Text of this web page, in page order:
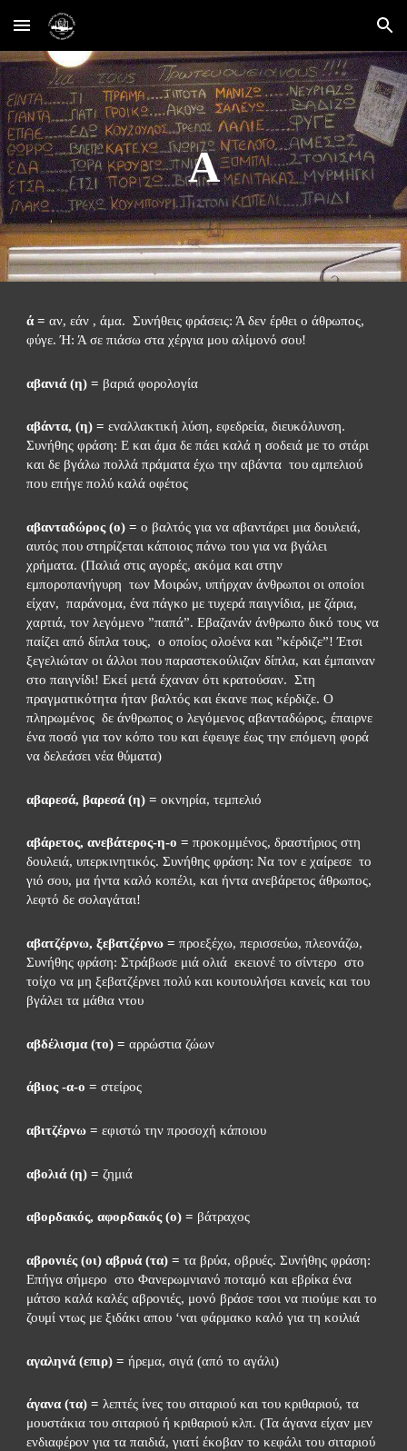
Skip to main content Skip to navigation
Α
ά = αν, εάν , άμα.  Συνήθεις φράσεις: Ά δεν έρθει ο άθρωπος,
φύγε. Ή: Ά σε πιάσω στα χέργια μου αλίμονό σου!
αβανιά (η) = βαριά φορολογία
αβάντα, (η) = εναλλακτική λύση, εφεδρεία, διευκόλυνση.
Συνήθης φράση: Ε και άμα δε πάει καλά η σοδειά με το στάρι
και δε βγάλω πολλά πράματα έχω την αβάντα  του αμπελιού
που επήγε πολύ καλά οφέτος
αβανταδώρος (ο) = ο βαλτός για να αβαντάρει μια δουλειά,
αυτός που στηρίζεται κάποιος πάνω του για να βγάλει
χρήματα. (Παλιά στις αγορές, ακόμα και στην
εμποροπανήγυρη  των Μοιρών, υπήρχαν άνθρωποι οι οποίοι
είχαν,  παράνομα, ένα πάγκο με τυχερά παιγνίδια, με ζάρια,
χαρτιά, τον λεγόμενο ”παπά”. Εβαζανάν άνθρωπο δικό τους να
παίζει από δίπλα τους,  ο οποίος ολοένα και ”κέρδιζε”! Έτσι
ξεγελιώταν οι άλλοι που παραστεκούλιζαν δίπλα, και έμπαιναν
στο παιγνίδι! Εκεί μετά έχαναν ότι κρατούσαν.  Στη
πραγματικότητα ήταν βαλτός και έκανε πως κέρδιζε. Ο
πληρωμένος  δε άνθρωπος ο λεγόμενος αβανταδώρος, έπαιρνε
ένα ποσό για τον κόπο του και έφευγε έως την επόμενη φορά
να δελεάσει νέα θύματα)
αβαρεσά, βαρεσά (η) = οκνηρία, τεμπελιό
αβάρετος, ανεβάτερος-η-ο = προκομμένος, δραστήριος στη
δουλειά, υπερκινητικός. Συνήθης φράση: Να τον ε χαίρεσε  το
γιό σου, μα ήντα καλό κοπέλι, και ήντα ανεβάρετος άθρωπος,
λεφτό δε σολαγάται!
αβατζέρνω, ξεβατζέρνω = προεξέχω, περισσεύω, πλεονάζω,
Συνήθης φράση: Στράβωσε μιά ολιά  εκειονέ το σίντερο  στο
τοίχο να μη ξεβατζέρνει πολύ και κουτουλήσει κανείς και του
βγάλει τα μάθια ντου
αβδέλισμα (το) = αρρώστια ζώων
άβιος -α-ο = στείρος
αβιτζέρνω = εφιστώ την προσοχή κάποιου
αβολιά (η) = ζημιά
αβορδακός, αφορδακός (ο) = βάτραχος
αβρονιές (οι) αβρυά (τα) = τα βρύα, οβρυές. Συνήθης φράση:
Επήγα σήμερο  στο Φανερωμνιανό ποταμό και εβρίκα ένα
μάτσο καλά καλές αβρονιές, μονό βράσε τσοι να πιούμε και το
ζουμί ντως με ξιδάκι απου ‘ναι φάρμακο καλό για τη κοιλιά
αγαληνά (επιρ) = ήρεμα, σιγά (από το αγάλι)
άγανα (τα) = λεπτές ίνες του σιταριού και του κριθαριού, τα
μουστάκια του σιταριού ή κριθαριού κλπ. (Τα άγανα είχαν μεν
ενδιαφέρον για τα παιδιά, γιατί έκοβαν το κεφάλι του σιταριού